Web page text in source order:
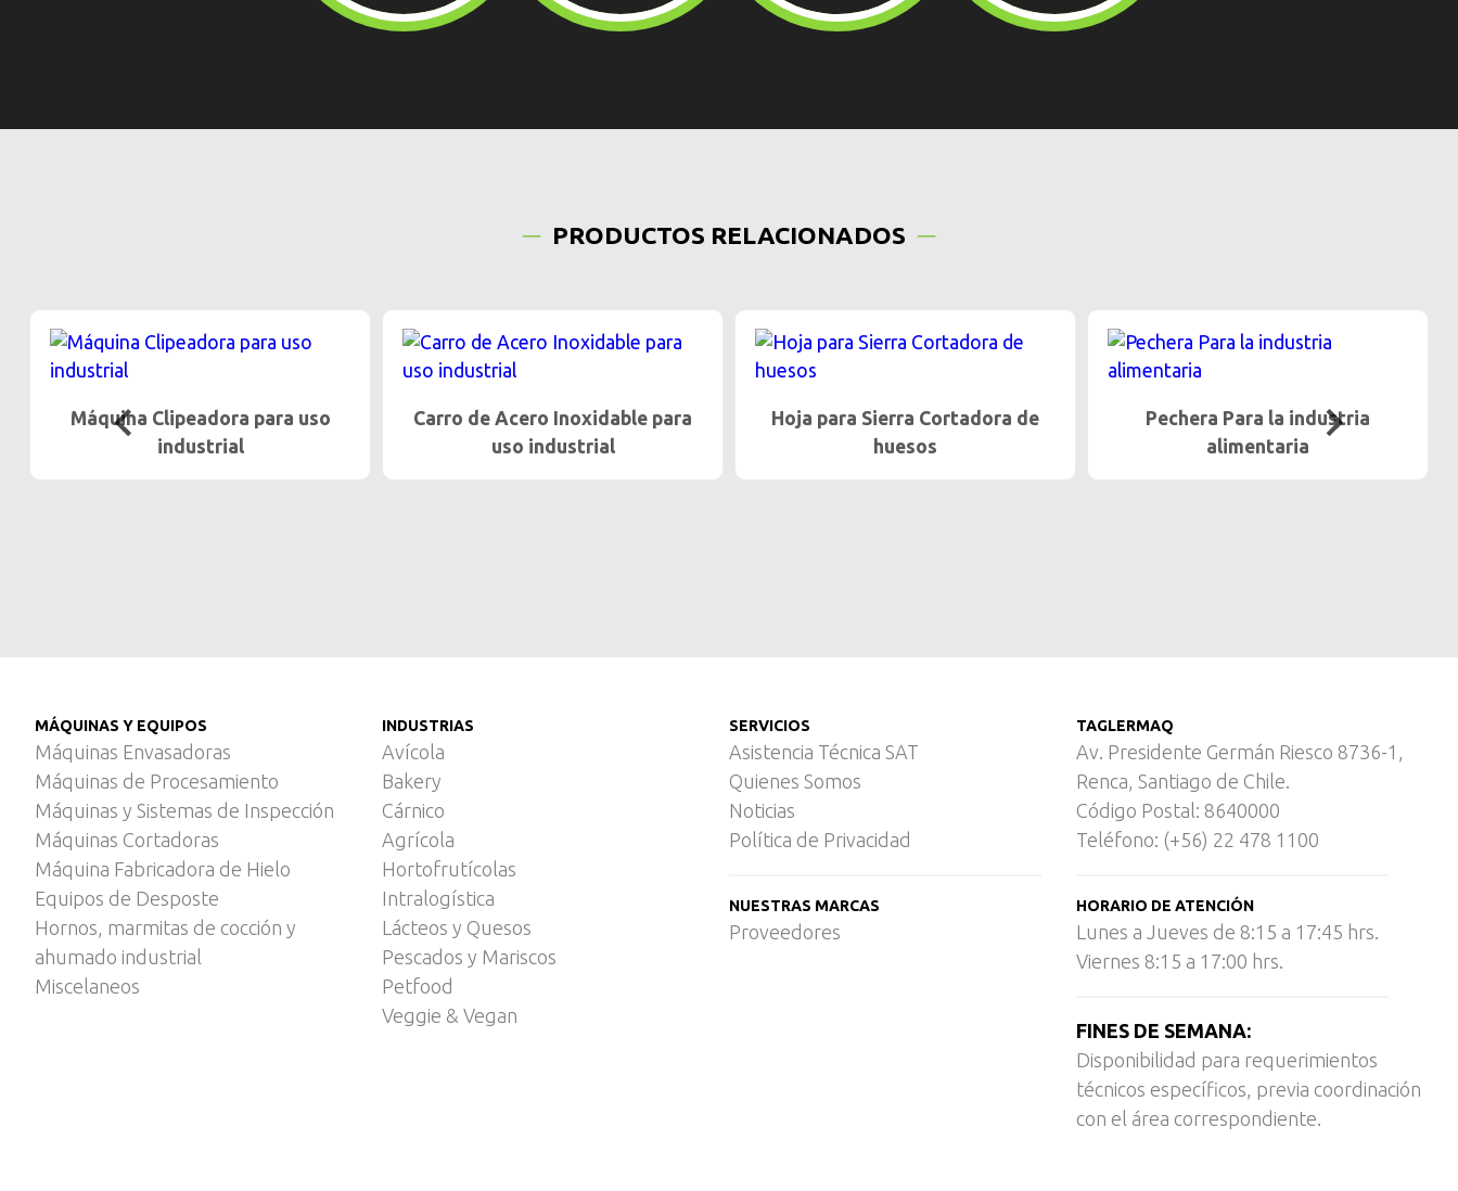
PRODUCTOS RELACIONADOS
Carro de Acero Inoxidable para
uso industrial
Hoja para Sierra Cortadora de
huesos
Pechera Para la industria
alimentaria
Cruceta, Rejilla y Precortador
Para máquinas moledoras de
MÁQUINAS Y EQUIPOS
Máquinas Envasadoras
Máquinas de Procesamiento
Máquinas y Sistemas de Inspección
Máquinas Cortadoras
Máquina Fabricadora de Hielo
Equipos de Desposte
Hornos, marmitas de cocción y
ahumado industrial
Miscelaneos
INDUSTRIAS
Avícola
Bakery
Cárnico
Agrícola
Hortofrutícolas
Intralogística
Lácteos y Quesos
Pescados y Mariscos
Petfood
Veggie & Vegan
SERVICIOS
Asistencia Técnica SAT
Quienes Somos
Noticias
Política de Privacidad
NUESTRAS MARCAS
Proveedores
TAGLERMAQ
Av. Presidente Germán Riesco 8736-1,
Renca, Santiago de Chile.
Código Postal: 8640000
Teléfono: (+56) 22 478 1100
HORARIO DE ATENCIÓN
Lunes a Jueves de 8:15 a 17:45 hrs.
Viernes 8:15 a 17:00 hrs.
FINES DE SEMANA:
Disponibilidad para requerimientos
técnicos específicos, previa coordinación
con el área correspondiente.